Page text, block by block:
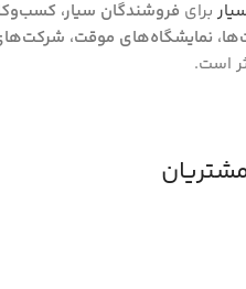
برای فروشندگان سیار،
نمایشگاه‌های موقت،
است.